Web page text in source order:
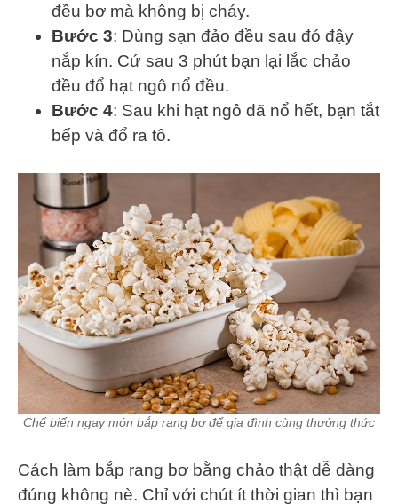
đều bơ mà không bị cháy.
Bước 3: Dùng sạn đảo đều sau đó đậy
nắp kín. Cứ sau 3 phút bạn lại lắc chảo
đều đổ hạt ngô nổ đều.
Bước 4: Sau khi hạt ngô đã nổ hết, bạn tắt
bếp và đổ ra tô.
Chế biến ngay món bắp rang bơ để gia đình cùng thưởng thức
Cách làm bắp rang bơ bằng chảo thật dễ dàng
đúng không nè. Chỉ với chút ít thời gian thì bạn